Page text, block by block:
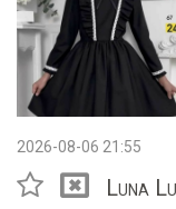
2026-08-06 21:55
Luna